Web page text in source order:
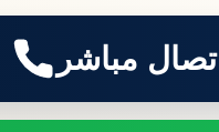
اتصال مباشر